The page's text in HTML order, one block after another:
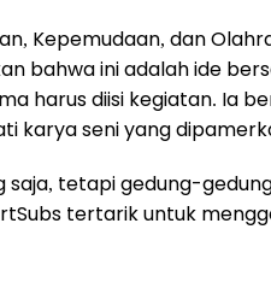
Kepemudaan, dan
bahwa ini adalah ide
harus diisi kegiatan. Ia
karya seni yang
saja, tetapi gedung-
tertarik untuk